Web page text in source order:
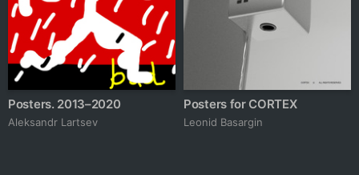
Posters. 2013–2020
Аleksandr Lartsev
Posters for CORTEX
Leonid Basargin